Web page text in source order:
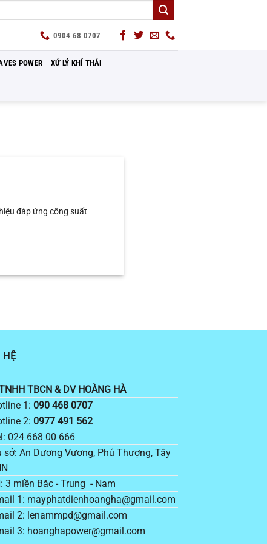
0904 68 0707
POWER XỬ LÝ KHÍ THẢI
đáp ứng công suất
HỆ
TBCN & DV HOÀNG HÀ
1: 090 468 0707
2: 0977 491 562
024 668 00 666
sở: An Dương Vương, Phú Thượng, Tây
3 miền Băc - Trung - Nam
1: mayphatdienhoangha@gmail.com
2: lenammpd@gmail.com
3: hoanghapower@gmail.com